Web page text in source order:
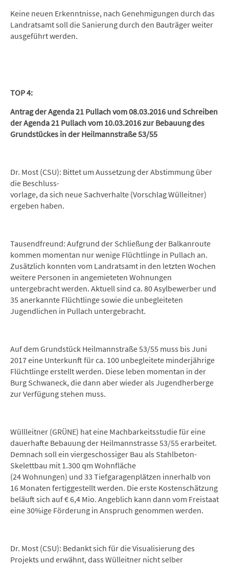
Keine neuen Erkenntnisse, nach Genehmigungen durch das
Landratsamt soll die Sanierung durch den Bauträger weiter
ausgeführt werden.
TOP 4:
Antrag der Agenda 21 Pullach vom 08.03.2016 und Schreiben
der Agenda 21 Pullach vom 10.03.2016 zur Bebauung des
Grundstückes in der Heilmannstraße 53/55
Dr. Most (CSU): Bittet um Aussetzung der Abstimmung über
die Beschluss-
vorlage, da sich neue Sachverhalte (Vorschlag Wülleitner)
ergeben haben.
Tausendfreund: Aufgrund der Schließung der Balkanroute
kommen momentan nur wenige Flüchtlinge in Pullach an.
Zusätzlich konnten vom Landratsamt in den letzten Wochen
weitere Personen in angemieteten Wohnungen
untergebracht werden. Aktuell sind ca. 80 Asylbewerber und
35 anerkannte Flüchtlinge sowie die unbegleiteten
Jugendlichen in Pullach untergebracht.
Auf dem Grundstück Heilmannstraße 53/55 muss bis Juni
2017 eine Unterkunft für ca. 100 unbegleitete minderjährige
Flüchtlinge erstellt werden. Diese leben momentan in der
Burg Schwaneck, die dann aber wieder als Jugendherberge
zur Verfügung stehen muss.
Wüllleitner (GRÜNE) hat eine Machbarkeitsstudie für eine
dauerhafte Bebauung der Heilmannstrasse 53/55 erarbeitet.
Demnach soll ein viergeschossiger Bau als Stahlbeton-
Skelettbau mit 1.300 qm Wohnfläche
(24 Wohnungen) und 33 Tiefgaragenplätzen innerhalb von
16 Monaten fertiggestellt werden. Die erste Kostenschätzung
beläuft sich auf € 6,4 Mio. Angeblich kann dann vom Freistaat
eine 30%ige Förderung in Anspruch genommen werden.
Dr. Most (CSU): Bedankt sich für die Visualisierung des
Projekts und erwähnt, dass Wülleitner nicht selber